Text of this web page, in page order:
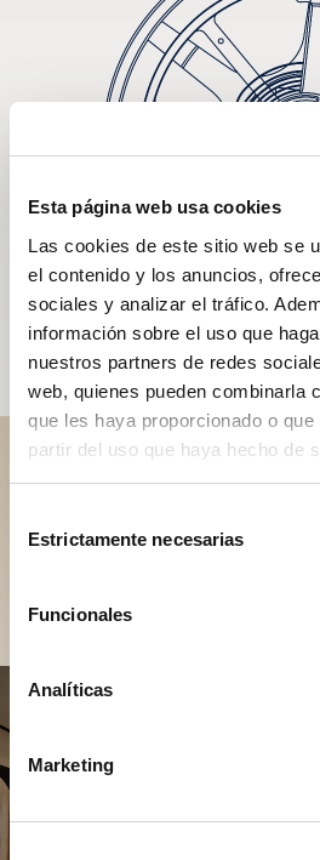
Esta página web usa cookies
Las cookies de este sitio web se
el contenido y los anuncios,
sociales y analizar el tráfico.
información sobre el uso que
nuestros partners de redes
web, quienes pueden combinarla
que les haya proporcionado o
partir del uso que haya hecho de
Estrictamente necesarias
Funcionales
Analíticas
Marketing
Descubra
colecciones